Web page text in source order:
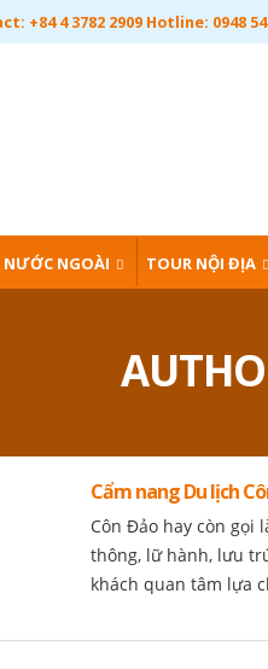
+84 4 3782 2909 Hotline: 0948
NƯỚC NGOÀI TOUR NỘI ĐỊA
Cẩm nang Du lịch
Côn Đảo hay còn gọi
thông, lữ hành, lưu
khách quan tâm lựa